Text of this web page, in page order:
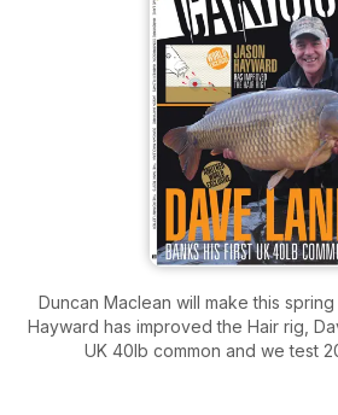
Duncan Maclean will make this
Hayward has improved the Hair rig,
UK 40lb common and we test